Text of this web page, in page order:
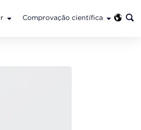
Comprovação científica